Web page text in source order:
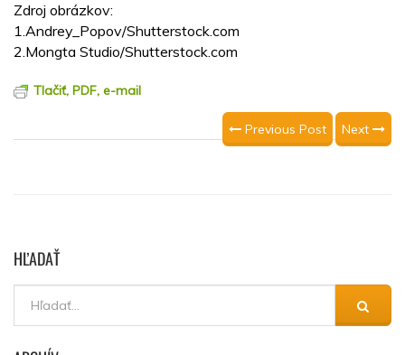
Zdroj obrázkov:
1.Andrey_Popov/Shutterstock.com
2.Mongta Studio/Shutterstock.com
Tlačiť, PDF, e-mail
Previous Post Next
HĽADAŤ